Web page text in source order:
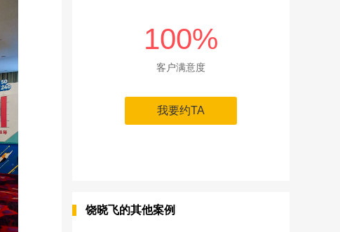
100%
客户满意度
我要约TA
饶晓飞的其他案例